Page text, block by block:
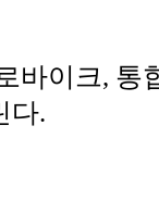
바이크, 통
다.